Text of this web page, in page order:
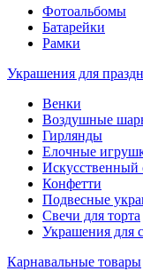
Фотоальбомы
Батарейки
Рамки
Украшения для
Венки
Воздушные
Гирлянды
Елочные
Искусственный
Конфетти
Подвесные
Свечи для торта
Украшения для
Карнавальные товары